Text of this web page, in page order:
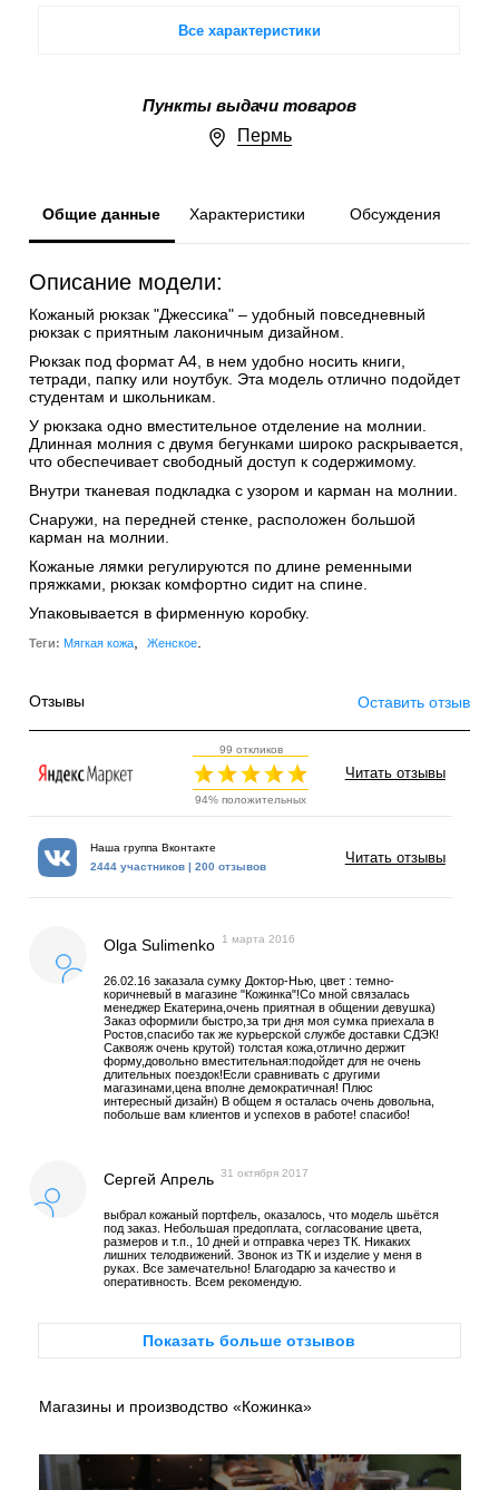
Все характеристики
Пункты выдачи товаров
Пермь
Общие данные Характеристики Обсуждения
Описание модели:
Кожаный рюкзак "Джессика" – удобный повседневный
рюкзак с приятным лаконичным дизайном.
Рюкзак под формат А4, в нем удобно носить книги,
тетради, папку или ноутбук. Эта модель отлично подойдет
студентам и школьникам.
У рюкзака одно вместительное отделение на молнии.
Длинная молния с двумя бегунками широко раскрывается,
что обеспечивает свободный доступ к содержимому.
Внутри тканевая подкладка с узором и карман на молнии.
Снаружи, на передней стенке, расположен большой
карман на молнии.
Кожаные лямки регулируются по длине ременными
пряжками, рюкзак комфортно сидит на спине.
Упаковывается в фирменную коробку.
Теги: Мягкая кожа Женское.
Отзывы Оставить отзыв
99 откликов
94% положительных
Читать отзывы
Наша группа Вконтакте
2444 участников | 200 отзывов
Читать отзывы
Olga Sulimenko 1 марта 2016
26.02.16 заказала сумку Доктор-Нью, цвет : темно-
коричневый в магазине "Кожинка"!Со мной связалась
менеджер Екатерина,очень приятная в общении девушка)
Заказ оформили быстро,за три дня моя сумка приехала в
Ростов,спасибо так же курьерской службе доставки СДЭК!
Саквояж очень крутой) толстая кожа,отлично держит
форму,довольно вместительная:подойдет для не очень
длительных поездок!Если сравнивать с другими
магазинами,цена вполне демократичная! Плюс
интересный дизайн) В общем я осталась очень довольна,
побольше вам клиентов и успехов в работе! спасибо!
Сергей Апрель 31 октября 2017
выбрал кожаный портфель, оказалось, что модель шьётся
под заказ. Небольшая предоплата, согласование цвета,
размеров и т.п., 10 дней и отправка через ТК. Никаких
лишних телодвижений. Звонок из ТК и изделие у меня в
руках. Все замечательно! Благодарю за качество и
оперативность. Всем рекомендую.
Показать больше отзывов
Магазины и производство «Кожинка»